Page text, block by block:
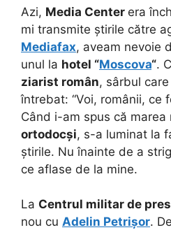
Azi, Media Center era
mi transmite știrile către
Mediafax, aveam nevoie
unul la hotel “Moscova“.
ziarist român, sârbul
întrebat: “Voi, românii, ce
Când i-am spus că
ortodocși, s-a luminat la
știrile. Nu înainte de a
ce aflase de la mine.
La Centrul militar de
nou cu Adelin Petrișor.